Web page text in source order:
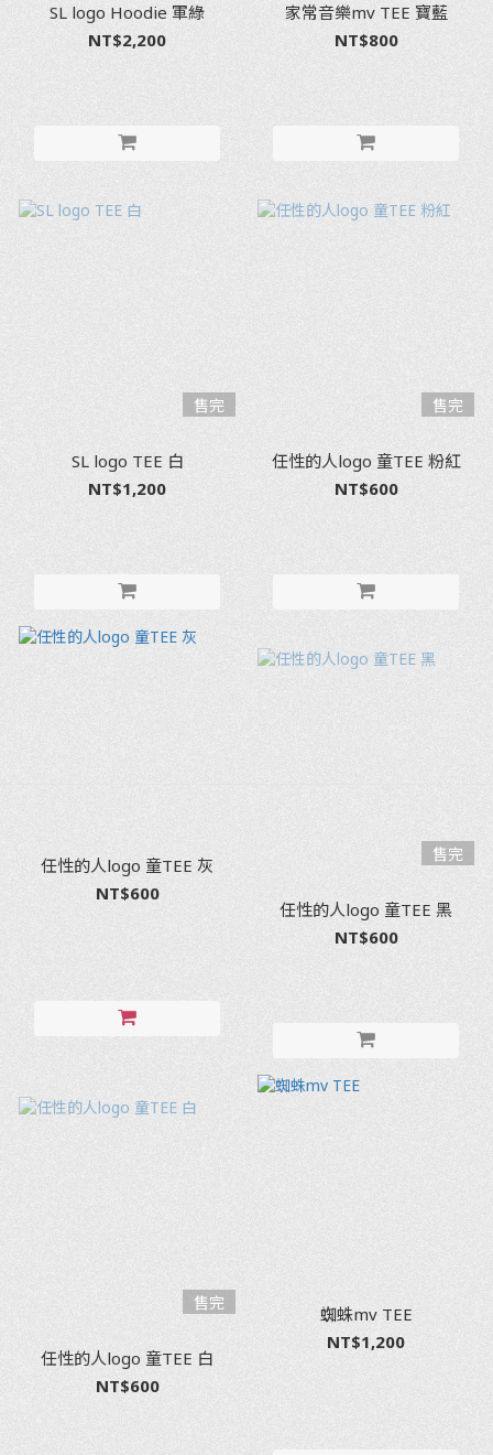
SL logo Hoodie 軍綠
NT$2,200
家常音樂mv TEE 寶藍
NT$800
售完
SL logo TEE 白
NT$1,200
售完
任性的人logo 童TEE 粉紅
NT$600
任性的人logo 童TEE 灰
NT$600
售完
任性的人logo 童TEE 黑
NT$600
售完
任性的人logo 童TEE 白
NT$600
蜘蛛mv TEE
NT$1,200